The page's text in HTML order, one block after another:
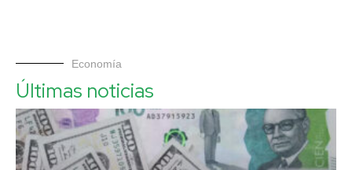
Economía
Últimas noticias